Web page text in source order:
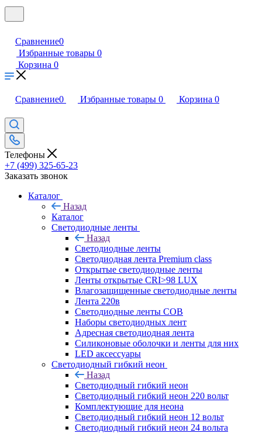
Сравнение0
Избранные товары 0
Корзина 0
Сравнение0 Избранные товары 0 Корзина 0
Телефоны
+7 (499) 325-65-23
Заказать звонок
Каталог
Назад
Каталог
Светодиодные ленты
Назад
Светодиодные ленты
Светодиодная лента Premium class
Открытые светодиодные ленты
Ленты открытые CRI>98 LUX
Влагозащищенные светодиодные ленты
Лента 220в
Светодиодные ленты COB
Наборы светодиодных лент
Адресная светодиодная лента
Силиконовые оболочки и ленты для них
LED аксессуары
Светодиодный гибкий неон
Назад
Светодиодный гибкий неон
Светодиодный гибкий неон 220 вольт
Комплектующие для неона
Светодиодный гибкий неон 12 вольт
Светодиодный гибкий неон 24 вольта